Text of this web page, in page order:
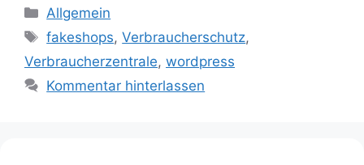
Kategorien
Allgemein
Schlagwörter
fakeshops,Verbraucherschutz,
Verbraucherzentrale, wordpress
Kommentar hinterlassen